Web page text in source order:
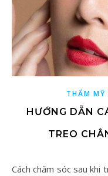
THẨM MỸ
HƯỚNG DẪN
TREO
Cách chăm sóc sau khi treo chân mày nên được thực hiện ra